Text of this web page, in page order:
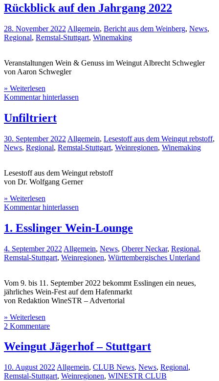
Rückblick auf den Jahrgang 2022
28. November 2022 Allgemein, Bericht aus dem Weinberg, News,
Regional, Remstal-Stuttgart, Winemaking
Veranstaltungen Wein & Genuss im Weingut Albrecht Schwegler
von Aaron Schwegler
» Weiterlesen
Kommentar hinterlassen
Unfiltriert
30. September 2022 Allgemein, Lesestoff aus dem Weingut rebstoff,
News, Regional, Remstal-Stuttgart, Weinregionen, Winemaking
Lesestoff aus dem Weingut rebstoff
von Dr. Wolfgang Gerner
» Weiterlesen
Kommentar hinterlassen
1. Esslinger Wein-Lounge
4. September 2022 Allgemein, News, Oberer Neckar, Regional,
Remstal-Stuttgart, Weinregionen, Württembergisches Unterland
Vom 9. bis 11. September 2022 bekommt Esslingen ein neues,
jährliches Wein-Fest auf dem Hafenmarkt
von Redaktion WineSTR – Advertorial
» Weiterlesen
2 Kommentare
Weingut Jägerhof – Stuttgart
10. August 2022 Allgemein, CLUB News, News, Regional,
Remstal-Stuttgart, Weinregionen, WINESTR CLUB